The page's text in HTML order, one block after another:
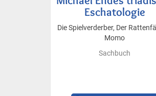
Eschatologie
Die Spielverderber, Der
Momo
Sachbuch